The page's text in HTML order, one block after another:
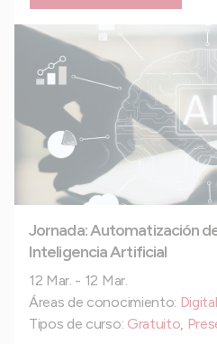
Jornada: Automatización
Inteligencia Artificial
12 Mar. - 12 Mar.
Áreas de conocimiento:
Tipos de curso: Gratuito,